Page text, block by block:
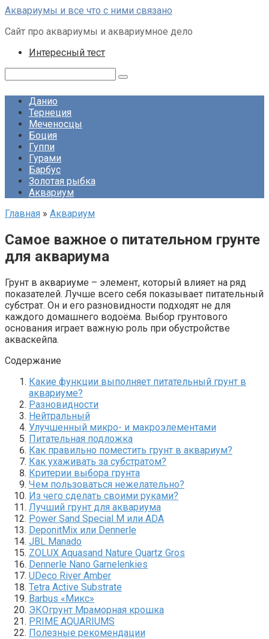
Перейти
контенту
Аквариумы и все что с ними связано
Сайт про аквариумы и аквариумное дело
Интересный тест
Данио
Тернеция
Меченосцы
Боция
Гуппи
Гурами
Барбус
Золотая рыбка
Аквариум
Главная » Аквариум
Самое важное о питательном грунте
для аквариума
Грунт в аквариуме – элемент, который влияет на ряд
показателей. Лучше всего себя показывает питательный
субстрат. Он и его разновидности подходят не для
каждого домашнего водоёма. Выбор грунтового
основания играет важную роль при обустройстве
акваскейпа.
Содержание
Какие функции выполняет питательный грунт в
аквариуме?
Разновидности
Нейтральный
Улучшенный микро- и макроэлементами
Питательная подложка
Как правильно поместить грунт в аквариум?
Как ухаживать за субстратом?
Критерии выбора грунта
Чем пользоваться нежелательно?
Из чего сделать своими руками?
Лучший грунт для аквариума
Power Sand Special M или ADA
DeponitMix или Dennerle
JBL Manado
ZOLUX Aquasand Nature Quartz Gros
Dennerle Nano Garnelenkies
UDeco River Amber
Tetra Active Substrate
Barbus «Микс»
ЭКОгрунт Мраморная крошка
PRIME AQUARIUMS
Полезные рекомендации